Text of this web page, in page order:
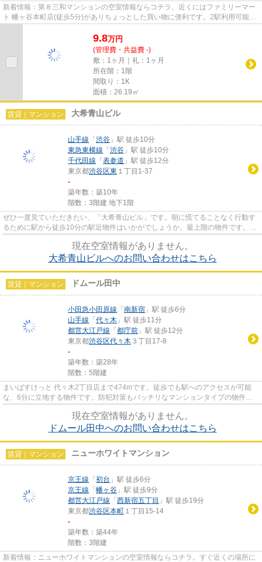
新着情報：第８三和マンションの空室情報ならコチラ。近くにはファミリーマー
ト 幡ヶ谷本町店(徒歩5分)がありちょっとした買い物に便利です。2駅利用可能な
9.8万円
(管理費・共益費 -)
敷：1ヶ月｜礼：1ヶ月
所在階：1階
間取り：1K
面積：26.19㎡
賃貸｜マンション 大希青山ビル
山手線 「 渋谷 」駅 徒歩10分
東急東横線 「 渋谷 」駅 徒歩10分
千代田線 「 表参道 」駅 徒歩12分
東京都渋谷区東 １丁目1-37
-
築年数：築10年
階数：3階建 地下1階
ぜひ一度見ていただきたい、「大希青山ビル」です。朝に慌てることなく行動す
るために駅から徒歩10分の駅近物件はいかがでしょうか。最上階の物件です。近
現在空室情報がありません。
大希青山ビルへのお問い合わせはこちら
賃貸｜マンション ドムール田中
小田急小田原線 「 南新宿 」駅 徒歩6分
山手線 「 代々木 」駅 徒歩11分
都営大江戸線 「 都庁前 」駅 徒歩12分
東京都渋谷区代々木 ３丁目17-8
-
築年数：築28年
階数：5階建
まいばすけっと 代々木2丁目店まで474mです。徒歩でも駅へのアクセスが可能
な、6分に立地する物件です。防犯対策もバッチリなマンションタイプの物件で
現在空室情報がありません。
ドムール田中へのお問い合わせはこちら
賃貸｜マンション ニューホワイトマンション
京王線 「 初台 」駅 徒歩6分
京王線 「 幡ヶ谷 」駅 徒歩9分
都営大江戸線 「 西新宿五丁目 」駅 徒歩19分
東京都渋谷区本町 １丁目15-14
-
築年数：築44年
階数：3階建
新着情報：ニューホワイトマンションの空室情報ならコチラ。すぐ近くの場所に